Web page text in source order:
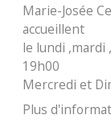
Marie-Josée
accueillent
le lundi ,mardi
19h00
Mercredi et
Plus